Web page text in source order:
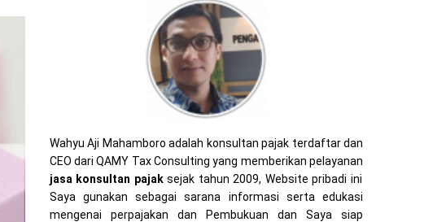
Wahyu Aji Mahamboro adalah konsultan pajak terdaftar dan
CEO dari QAMY Tax Consulting yang memberikan pelayanan
jasa konsultan pajaksejak tahun 2009, Website pribadi ini
Saya gunakan sebagai sarana informasi serta edukasi
mengenai perpajakan dan Pembukuan dan Saya siap